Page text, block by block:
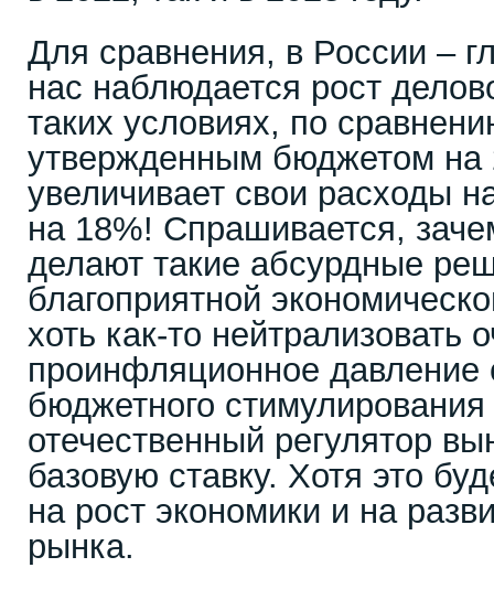
Для сравнения, в России –
нас наблюдается рост
таких условиях, по
утвержденным бюджетом на
увеличивает свои расходы
на 18%! Спрашивается,
делают такие абсурдные
благоприятной
хоть как-то нейтрализовать
проинфляционное давление
бюджетного
отечественный регулятор
базовую ставку. Хотя это
на рост экономики и на
рынка.